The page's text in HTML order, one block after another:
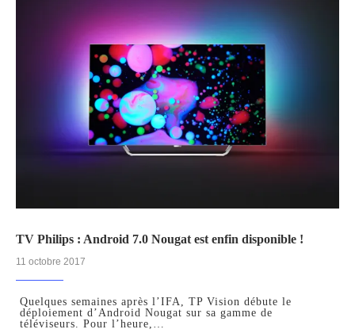
TV Philips : Android 7.0 Nougat est enfin disponible !
11 octobre 2017
Quelques semaines après l’IFA, TP Vision débute le
déploiement d’Android Nougat sur sa gamme de
téléviseurs. Pour l’heure,…